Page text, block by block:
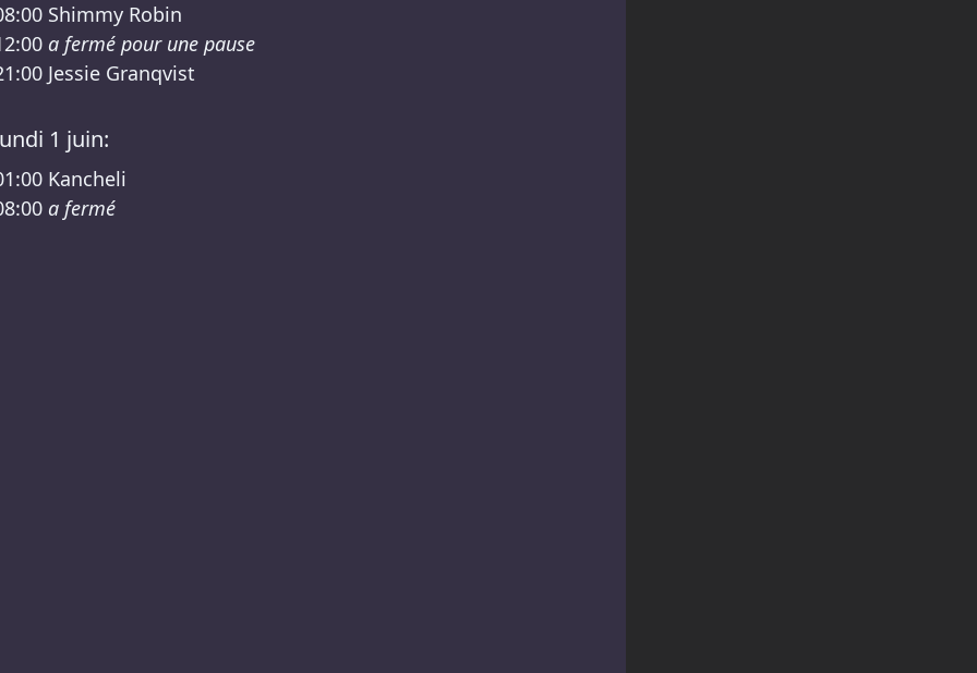
Shimmy Robin
a fermé pour une pause
Jessie Granqvist
1 juin:
Kancheli
a fermé